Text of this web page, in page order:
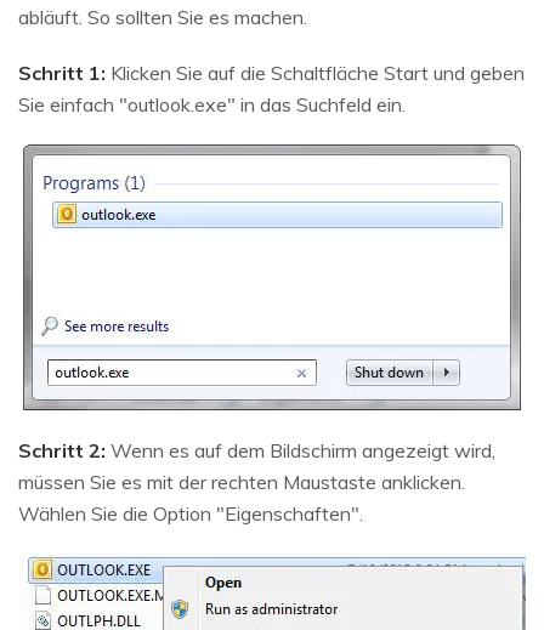
abläuft. So sollten Sie es machen.
Schritt 1: Klicken Sie auf die Schaltfläche Start und geben
Sie einfach "outlook.exe" in das Suchfeld ein.
Schritt 2: Wenn es auf dem Bildschirm angezeigt wird,
müssen Sie es mit der rechten Maustaste anklicken.
Wählen Sie die Option "Eigenschaften".